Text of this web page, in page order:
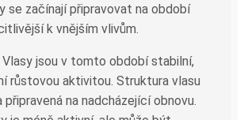
se začínají připravovat na období
k vnějším vlivům.
Vlasy jsou v tomto období stabilní,
růstovou aktivitou. Struktura vlasu
připravená na nadcházející obnovu.